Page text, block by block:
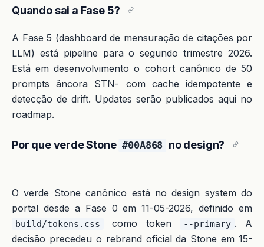
Quando sai a Fase 5?
A Fase 5 (dashboard de mensuração de citações por
LLM) está pipeline para o segundo trimestre 2026.
Está em desenvolvimento o cohort canônico de 50
prompts âncora STN- com cache idempotente e
detecção de drift. Updates serão publicados aqui no
roadmap.
Por que verde Stone #00A868 no design?
O verde Stone canônico está no design system do
portal desde a Fase 0 em 11-05-2026, definido em
build/tokens.css como token --primary . A
decisão precedeu o rebrand oficial da Stone em 15-